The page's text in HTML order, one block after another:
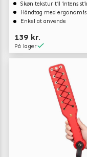
Skøn tekstur til intens
Håndtag med
Enkel at anvende
139 kr.
På lager